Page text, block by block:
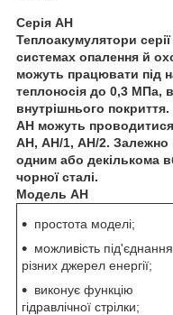
Серія АН
Теплоакумулятори серії
системах опалення й
можуть працювати під
теплоносія до 0,3 МПа,
внутрішнього
АН можуть
АН, АН/1, АН/2. Залежно
одним або декількома
чорної сталі.
Модель АН
простота моделі;
можливість
різних джерел енергії;
виконує функцію
гідравлічної стрілки;